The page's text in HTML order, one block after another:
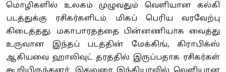
மொழிகளில் உலகம் முழுவதும் வெளியான கல்கி
படத்துக்கு ரசிகர்களிடம் மிகப் பெரிய வரவேற்பு
கிடைத்தது. மகாபாரதத்தை பின்னணியாக வைத்து
உருவான இந்தப் படத்தின் மேக்கிங், கிராபிக்ஸ்
ஆகியவை ஹாலிவுட் தரத்தில் இருப்பதாக ரசிகர்கள்